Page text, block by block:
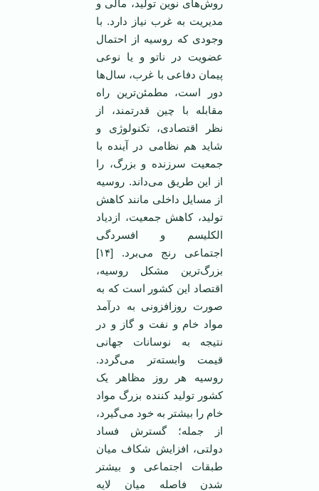
روش‌های نوین تولید، مالی و
مدیریت به غرب نیاز دارد. با
وجودی که روسیه از احتمال
عضویت در ناتو و یا نوعی
پیمان دفاعی با غرب، سال‌ها
دور است، مطمئن‌ترین راه
مقابله با چین قدرتمند، از
نظر اقتصادی، تکنولوژی و
شاید هم نظامی در آینده با
جمعیت سرزنده و بزرگ، را
از این طریق می‌داند. روسیه
از مسایل داخلی مانند کاهش
تولید، کاهش جمعیت، ازدیاد
الکلیسم و افسردگی
اجتماعی رنج می‌برد. [۱۴]
بزرگ‌ترین مشکل روسیه،
اقتصاد این کشور است که به
صورت روزافزونی به درآمد
مواد خام و نفت و گاز و در
نتیجه به نوسانات جهانی
قیمت وابسته‌تر می‌گردد.
روسیه هر روز مظاهر یک
کشور تولید کننده بزرگ مواد
خام را بیشتر به خود می‌گیرد،
از جمله؛ گسترش فساد
دولتی، افزایش شکاف میان
طبقات اجتماعی و بیشتر
شدن فاصله میان لایه